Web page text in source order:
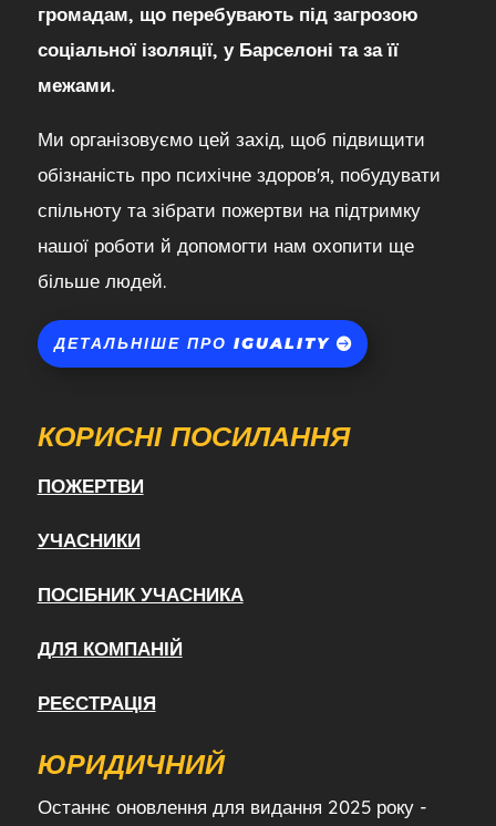
громадам, що перебувають під загрозою
соціальної ізоляції, у Барселоні та за її
межами.
Ми організовуємо цей захід, щоб підвищити
обізнаність про психічне здоров'я, побудувати
спільноту та зібрати пожертви на підтримку
нашої роботи й допомогти нам охопити ще
більше людей.
ДЕТАЛЬНІШЕ ПРО IGUALITY
КОРИСНІ ПОСИЛАННЯ
ПОЖЕРТВИ
УЧАСНИКИ
ПОСІБНИК УЧАСНИКА
ДЛЯ КОМПАНІЙ
РЕЄСТРАЦІЯ
ЮРИДИЧНИЙ
Останнє оновлення для видання 2025 року -